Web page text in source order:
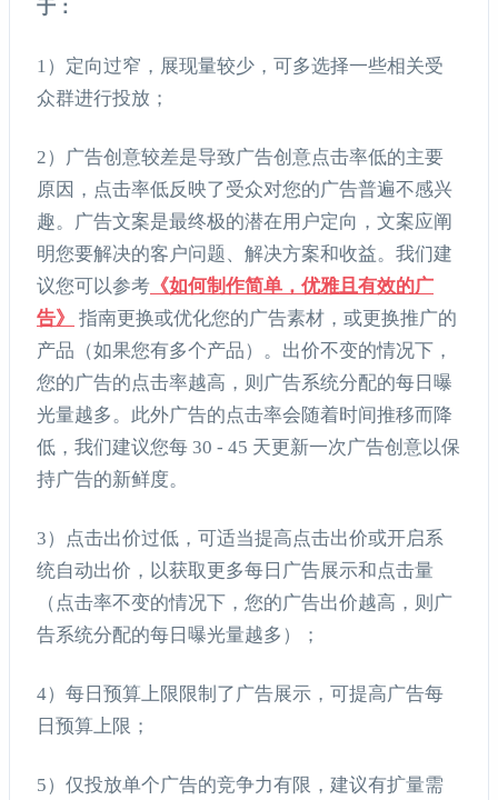
于：
1）定向过窄，展现量较少，可多选择一些相关受
众群进行投放；
2）广告创意较差是导致广告创意点击率低的主要
原因，点击率低反映了受众对您的广告普遍不感兴
趣。广告文案是最终极的潜在用户定向，文案应阐
明您要解决的客户问题、解决方案和收益。我们建
议您可以参考 《如何制作简单，优雅且有效的广
告》
指南更换或优化您的广告素材，或更换推广的
产品（如果您有多个产品）。出价不变的情况下，
您的广告的点击率越高，则广告系统分配的每日曝
光量越多。此外广告的点击率会随着时间推移而降
低，我们建议您每 30 - 45 天更新一次广告创意以保
持广告的新鲜度。
3）点击出价过低，可适当提高点击出价或开启系
统自动出价，以获取更多每日广告展示和点击量
（点击率不变的情况下，您的广告出价越高，则广
告系统分配的每日曝光量越多）；
4）每日预算上限限制了广告展示，可提高广告每
日预算上限；
5）仅投放单个广告的竞争力有限，建议有扩量需